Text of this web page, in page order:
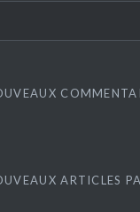
ARTICLES